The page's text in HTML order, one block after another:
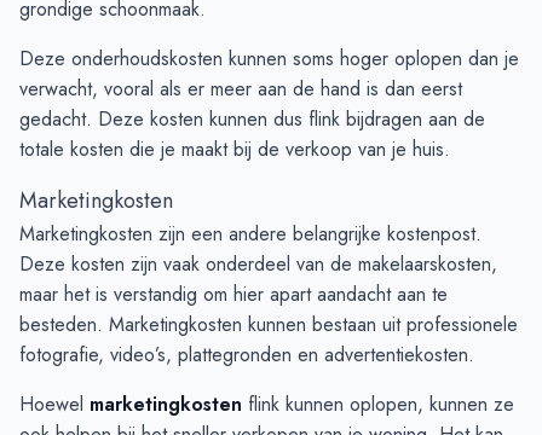
grondige schoonmaak.
Deze onderhoudskosten kunnen soms hoger oplopen dan je
verwacht, vooral als er meer aan de hand is dan eerst
gedacht. Deze kosten kunnen dus flink bijdragen aan de
totale kosten die je maakt bij de verkoop van je huis.
Marketingkosten
Marketingkosten zijn een andere belangrijke kostenpost.
Deze kosten zijn vaak onderdeel van de makelaarskosten,
maar het is verstandig om hier apart aandacht aan te
besteden. Marketingkosten kunnen bestaan uit professionele
fotografie, video’s, plattegronden en advertentiekosten.
Hoewel marketingkosten flink kunnen oplopen, kunnen ze